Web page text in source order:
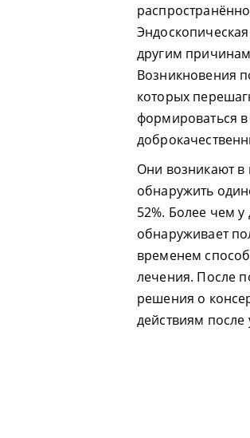
другим
Возникновения
которых
формироваться
Они возникают в
обнаружить
52%. Более чем
обнаруживает
временем
лечения. После
решения о
действиям после